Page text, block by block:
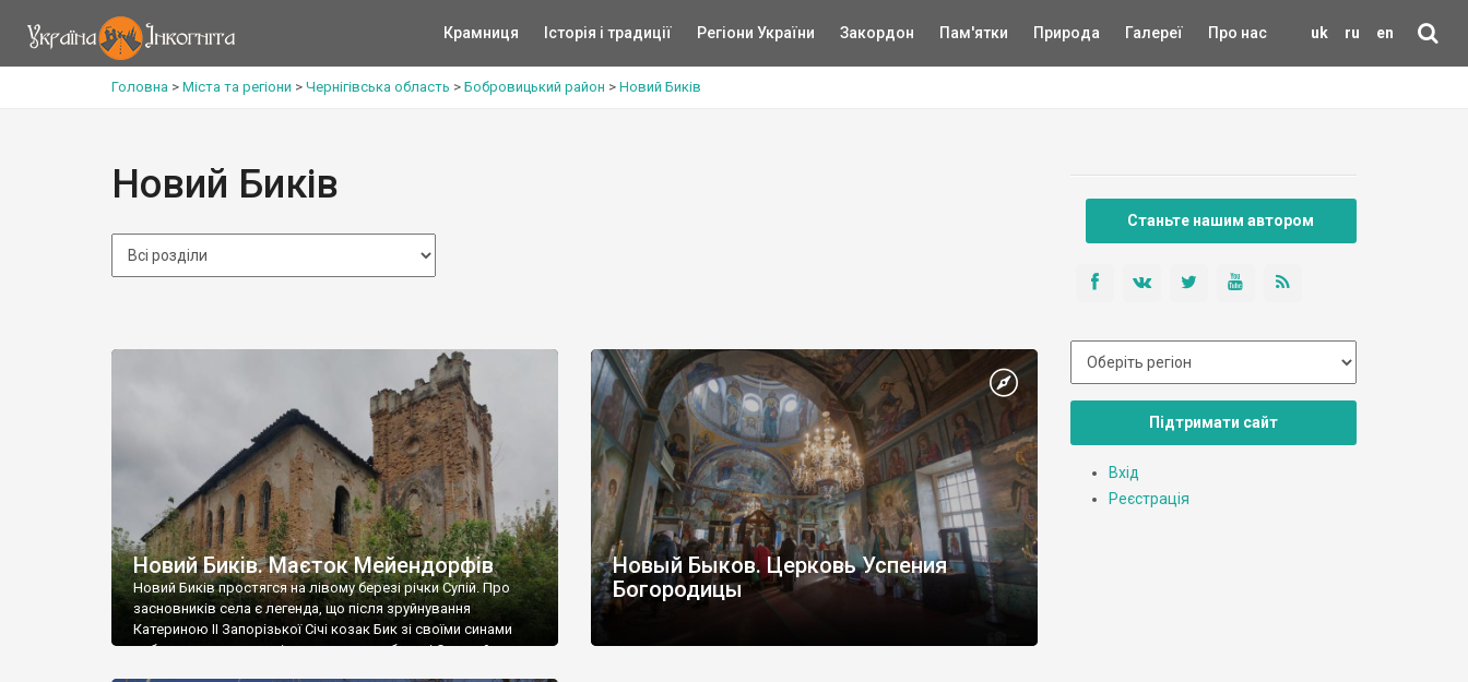
uk ru en
Крамниця Історія і традиції Регіони України Закордон Пам'ятки Природа Галереї Про нас
Головна > Міста та регіони > Чернігівська область > Бобровицький район > Новий Биків
Новий Биків
Новий Биків. Маєток Мейендорфів
Новий Биків простягся на лівому березі річки Супій. Про
засновників села є легенда, що після зруйнування
Катериною II Запорізької Січі козак Бик зі своїми синами
вибрав мальовниче місце на правому березі Супою й
Новый Быков. Церковь Успения
Богородицы
Станьте нашим автором
Підтримати сайт
Вхід
Реєстрація